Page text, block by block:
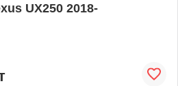
UX250 2018-